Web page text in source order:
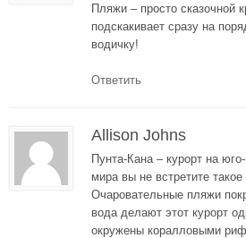
Пляжи – просто сказочной
подскакивает сразу на
водичку!
Ответить
Allison Johns
Пунта-Кана – курорт на
мира вы не встретите
Очаровательные пляжи
вода делают этот курорт
окружены коралловыми